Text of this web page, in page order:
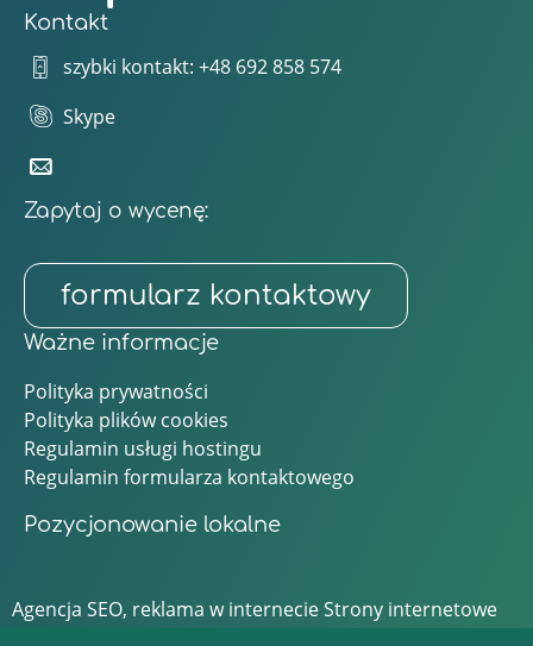
Kontakt
szybki kontakt: +48 692 858 574
Skype
Zapytaj o wycenę:
formularz kontaktowy
Ważne informacje
Polityka prywatności
Polityka plików cookies
Regulamin usługi hostingu
Regulamin formularza kontaktowego
Pozycjonowanie lokalne
Agencja SEO, reklama w internecieStrony internetowe